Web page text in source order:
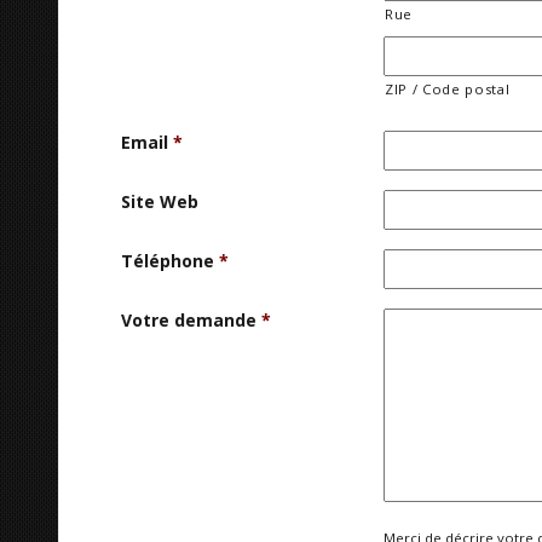
Rue
ZIP / Code postal
Email *
Site Web
Téléphone *
Votre demande *
Merci de décrire votre